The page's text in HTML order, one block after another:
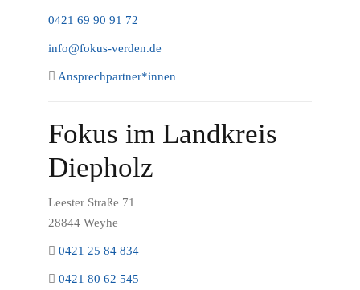
0421 69 90 91 72
info@fokus-verden.de
Ansprechpartner*innen
Fokus im Landkreis
Diepholz
Leester Straße 71
28844 Weyhe
0421 25 84 834
0421 80 62 545